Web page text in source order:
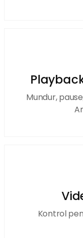
Mundur,
Kontrol